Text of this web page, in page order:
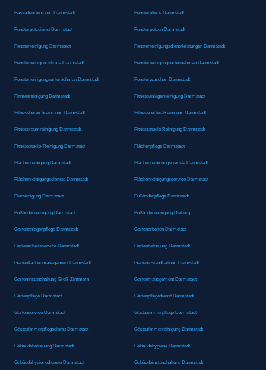
Fassadenreinigung Darmstadt Fensterpflege Darmstadt
Fensterputzdienst Darmstadt Fensterputzen Darmstadt
Fensterreinigung Darmstadt Fensterreinigungsdienstleistungen Darmstadt
Fensterreinigungsfirma Darmstadt Fensterreinigungsunternehmen Darmstadt
Fensterreinigungsunternehmen Darmstadt Fensterwaschen Darmstadt
Firmenreinigung Darmstadt Fitnessanlagenreinigung Darmstadt
Fitnessbereichreinigung Darmstadt Fitnesscenter-Reinigung Darmstadt
Fitnessraumreinigung Darmstadt Fitnessstudio Reinigung Darmstadt
Fitnessstudio-Reinigung Darmstadt Flächenpflege Darmstadt
Flächenreinigung Darmstadt Flächenreinigungsdienste Darmstadt
Flächenreinigungsdienste Darmstadt Flächenreinigungsservice Darmstadt
Flurreinigung Darmstadt Fußbodenpflege Darmstadt
Fußbodenreinigung Darmstadt Fußbodenreinigung Dieburg
Gartenanlagenpflege Darmstadt Gartenarbeiten Darmstadt
Gartenarbeitsservice Darmstadt Gartenbetreuung Darmstadt
Gartenflächenmanagement Darmstadt Garteninstandhaltung Darmstadt
Garteninstandhaltung Groß-Zimmern Gartenmanagement Darmstadt
Gartenpflege Darmstadt Gartenpflegedienst Darmstadt
Gartenservice Darmstadt Gästezimmerpflege Darmstadt
Gästezimmerpflegedienst Darmstadt Gästezimmerreinigung Darmstadt
Gebäudebetreuung Darmstadt Gebäudehygiene Darmstadt
Gebäudehygienedienste Darmstadt Gebäudeinstandhaltung Darmstadt